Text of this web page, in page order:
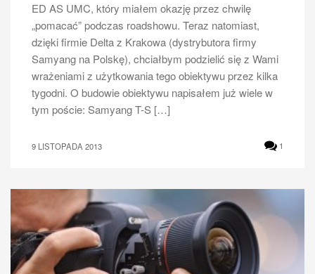
ED AS UMC, który miałem okazję przez chwilę
„pomacać” podczas roadshowu. Teraz natomiast,
dzięki firmie Delta z Krakowa (dystrybutora firmy
Samyang na Polskę), chciałbym podzielić się z Wami
wrażeniami z użytkowania tego obiektywu przez kilka
tygodni. O budowie obiektywu napisałem już wiele w
tym poście: Samyang T-S […]
9 LISTOPADA 2013 1